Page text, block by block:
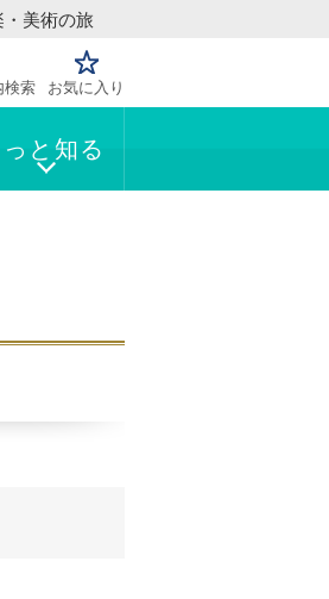
・美術の旅
お気に入り
検索
っと知る